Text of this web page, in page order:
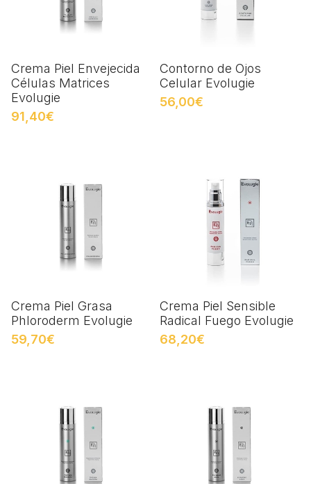
Crema Piel Envejecida
Células Matrices
Evolugie
91,40€
Contorno de Ojos
Celular Evolugie
56,00€
Crema Piel Grasa
Phloroderm Evolugie
59,70€
Crema Piel Sensible
Radical Fuego Evolugie
68,20€